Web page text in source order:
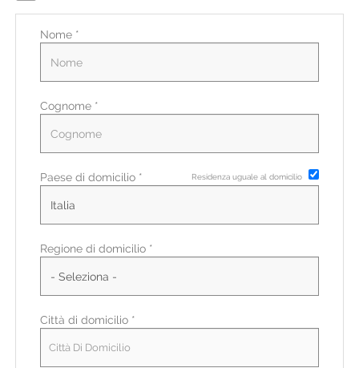
IT
ES
PT
Nome *
Cognome *
Paese di domicilio * Residenza uguale al domicilio
Regione di domicilio *
Città di domicilio *
Città Di Domicilio